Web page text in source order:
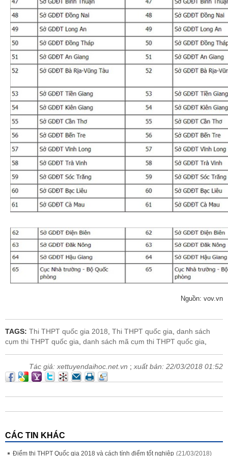
Nguồn: vov.vn
TAGS: Thi THPT quốc gia 2018 Thi THPT quốc gia danh sách
cụm thi THPT quốc gia danh sách mã cụm thi THPT quốc gia
Tác giả: xettuyendaihoc.net.vn ; xuất bản: 22/03/2018 01:52
CÁC TIN KHÁC
Điểm thi THPT Quốc gia 2018 và cách tính điểm tốt nghiệp (21/03/2018)